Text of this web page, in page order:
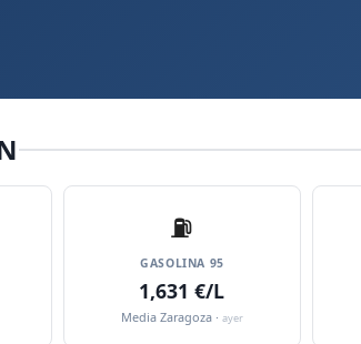
⛽️
GASOLINA 95
1,631 €/L
Media Zaragoza · ayer